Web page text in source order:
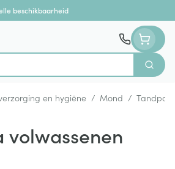
beschikbaarheid
Zoek
en hygiëne / Mond /
volwassenen